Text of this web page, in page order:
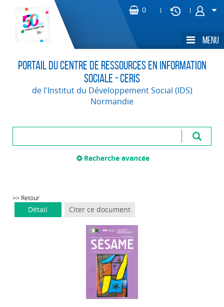
Portail du Centre de Ressources en Information
Sociale - CERIS
de l'Institut du Développement Social (IDS)
Normandie
Recherche avancée
>> Retour
Détail Citer ce document